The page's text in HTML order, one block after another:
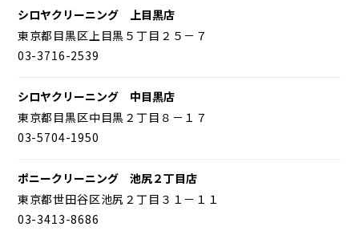
シロヤクリーニング 上目黒店
東京都目黒区上目黒５丁目２５－７
03-3716-2539
シロヤクリーニング 中目黒店
東京都目黒区中目黒２丁目８－１７
03-5704-1950
ポニークリーニング 池尻２丁目店
東京都世田谷区池尻２丁目３１－１１
03-3413-8686